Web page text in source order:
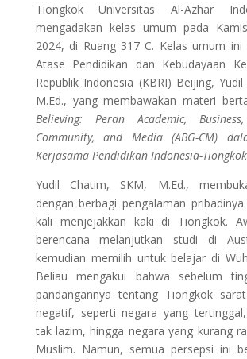
Tiongkok Universitas Al-Azhar
mengadakan kelas umum pada
2024, di Ruang 317 C. Kelas umum ini
Atase Pendidikan dan Kebudayaan
Republik Indonesia (KBRI) Beijing,
M.Ed., yang membawakan materi
Believing: Peran Academic,
Community, and Media (ABG-CM)
Kerjasama Pendidikan Indonesia-
Yudil Chatim, SKM, M.Ed.,
dengan berbagi pengalaman
kali menjejakkan kaki di Tiongkok.
berencana melanjutkan studi di
kemudian memilih untuk belajar di
Beliau mengakui bahwa sebelum
pandangannya tentang Tiongkok
negatif, seperti negara yang
tak lazim, hingga negara yang kurang
Muslim. Namun, semua persepsi ini